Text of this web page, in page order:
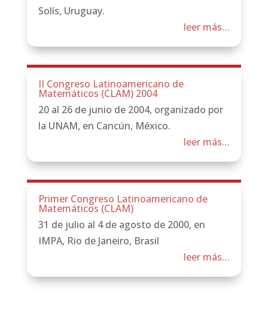
Solís, Uruguay.
leer más…
II Congreso Latinoamericano de
Matemáticos (CLAM) 2004
20 al 26 de junio de 2004, organizado por
la UNAM, en Cancún, México.
leer más…
Primer Congreso Latinoamericano de
Matemáticos (CLAM)
31 de julio al 4 de agosto de 2000, en
IMPA, Rio de Janeiro, Brasil
leer más…